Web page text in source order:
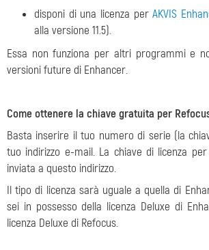
disponi di una licenza perAKVIS
alla versione 11.5).
Essa non funziona per altri programmi e
versioni future di Enhancer.
Come ottenere la chiave gratuita per
Basta inserire il tuo numero di serie (la
tuo indirizzo e-mail. La chiave di licenza per
inviata a questo indirizzo.
Il tipo di licenza sarà uguale a quella di
sei in possesso della licenza Deluxe di
licenza Deluxe di Refocus.